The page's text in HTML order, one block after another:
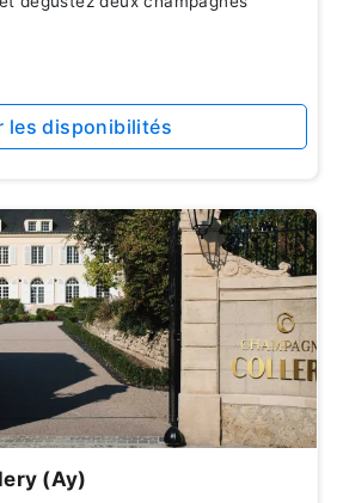
les disponibilités
(Ay)